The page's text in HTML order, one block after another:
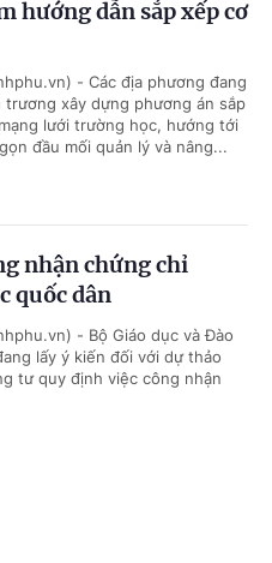
hướng dẫn sắp xếp cơ
- Các địa phương đang
trương xây dựng phương án sắp
lưới trường học, hướng tới
đầu mối quản lý và nâng...
nhận chứng chỉ
quốc dân
- Bộ Giáo dục và Đào
lấy ý kiến đối với dự thảo
tư quy định việc công nhận